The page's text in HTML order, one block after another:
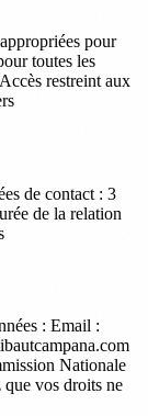
pour
toutes les
restreint aux
de contact : 3
de la relation
: Email :
Nationale
vos droits ne